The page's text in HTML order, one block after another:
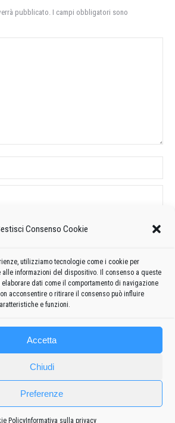
Consenso Cookie
utilizziamo tecnologie come i cookie per
informazioni del dispositivo. Il consenso a queste
dati come il comportamento di navigazione
acconsentire o ritirare il consenso può influire
e funzioni.
Accetta
Chiudi
Preferenze
Policy Informativa sulla privacy
pubblicato. I campi obbligatori sono
POST
per ridurre lo spam.Scopri come vengono
commenti.
Frecce